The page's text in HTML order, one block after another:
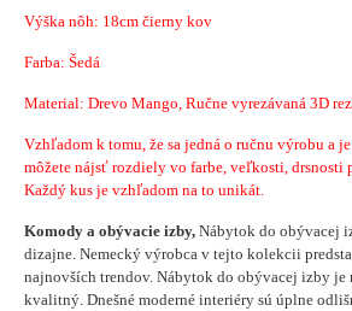
Výška nôh: 18cm čierny kov
Farba: Šedá
Material: Drevo Mango, Ručne vyrezávaná 3D
Vzhľadom k tomu, že sa jedná o ručnu výrobu a
môžete nájsť rozdiely vo farbe, veľkosti, drsnosti
Každý kus je vzhľadom na to unikát.
Komody a obývacie izby, Nábytok do obývacej
dizajne. Nemecký výrobca v tejto kolekcii
najnovších trendov. Nábytok do obývacej izby je
kvalitný. Dnešné moderné interiéry sú úplne